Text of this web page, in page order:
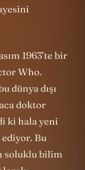
1963’te bir
Who.
dünya dışı
doktor
ki hala yeni
Bu
soluklu bilim